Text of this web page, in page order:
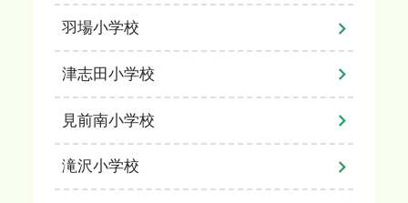
羽場小学校
津志田小学校
見前南小学校
滝沢小学校